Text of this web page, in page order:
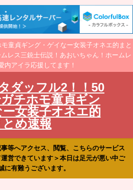
童貞ギング・ゲイなー女装子オネエ的まと
レス三銃士伝説！あおいちゃん！ホームレ
内アイラ応援してます！
ダッフル2！！50
チホモ童貞ギン
女装子オネエ的
とめ速報
等へアクセス、閲覧、こちらのサービス
営できています＞本日は足元が悪い中ご
に有難うございます。